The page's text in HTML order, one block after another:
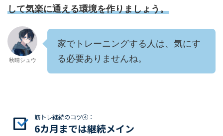
して気楽に通える環境を作りましょう。
秋晴シュウ
家でトレーニングする人は、気にす
る必要ありませんね。
筋トレ継続のコツ④：
6カ月までは継続メイン